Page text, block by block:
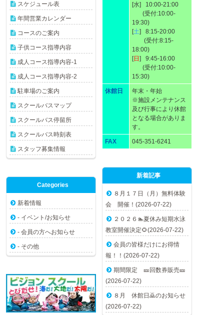
[水] 10:00-21:00
(受付:10:00-
19:30)
[土] 8:15-20:00
(受付:8:15-
18:00)
[日 ] 9:45-16:00
(受付:10:00-
15:30)
休館日
年末・年始
※施設メンテナンス
及び行事により休館
となる場合がありま
す。
FAX 045-351-6241
スケジュール表
年間営業カレンダー
コースのご案内
子供コース指導内容
成人コース指導内容-1
成人コース指導内容-2
駐車場のご案内
スクールバスマップ
スクールバス停留所
スクールバス時刻表
スタッフ募集情報
新着記事
８月１７日（月）無料体験
会 開催！(2026-07-22)
２０２６🏊夏休み短期水泳
教室開催決定🌻(2026-07-22)
会員の皆様だけにお得情
報！！(2026-07-22)
期間限定 🎫回数券販売🎫
(2026-07-22)
８月 休館日🙇のお知らせ
(2026-07-22)
Categories
新着情報
- イベント/お知らせ
- 会員の方へお知らせ
- その他